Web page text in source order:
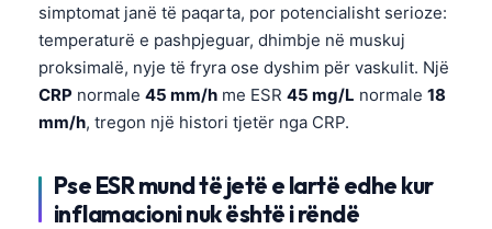
simptomat janë të paqarta, por potencialisht serioze:
temperaturë e pashpjeguar, dhimbje në muskuj
proksimalë, nyje të fryra ose dyshim për vaskulit. Një
CRP normale 45 mm/h me ESR 45 mg/L normale 18
mm/h, tregon një histori tjetër nga CRP.
Pse ESR mund të jetë e lartë edhe kur
inflamacioni nuk është i rëndë